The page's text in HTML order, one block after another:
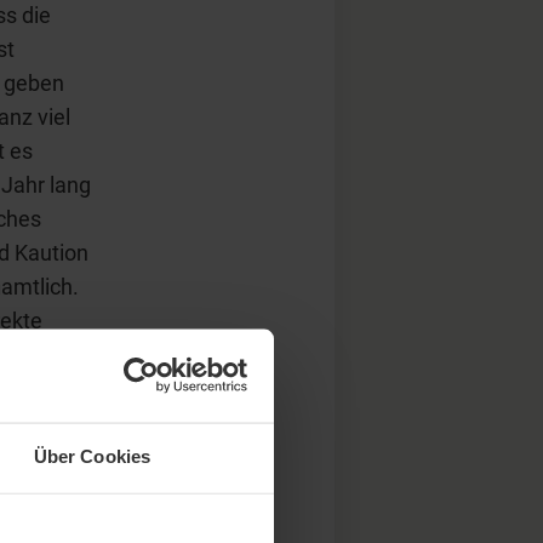
Über Cookies
die
viel
es
lang
Kaution